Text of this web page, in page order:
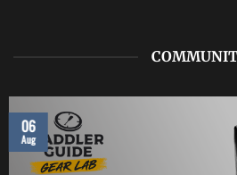
06
Aug